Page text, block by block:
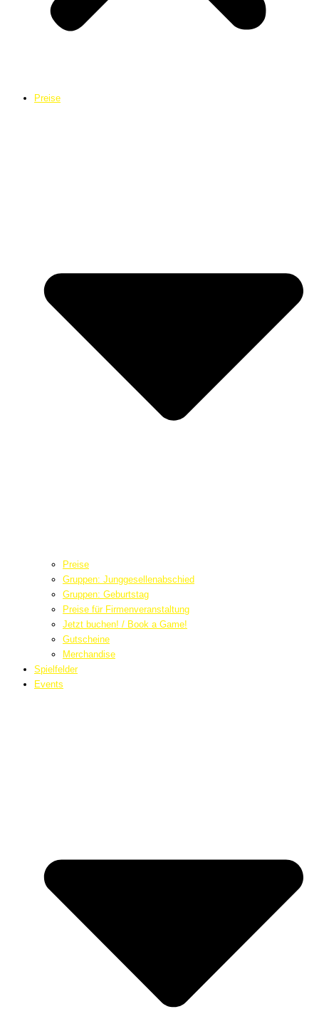
Preise
Preise
Gruppen: Junggesellenabschied
Gruppen: Geburtstag
Preise für Firmenveranstaltung
Jetzt buchen! / Book a Game!
Gutscheine
Merchandise
Spielfelder
Events